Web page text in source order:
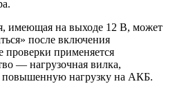
имеющая на выходе 12 В, может
после включения
проверки применяется
— нагрузочная вилка,
повышенную нагрузку на АКБ.